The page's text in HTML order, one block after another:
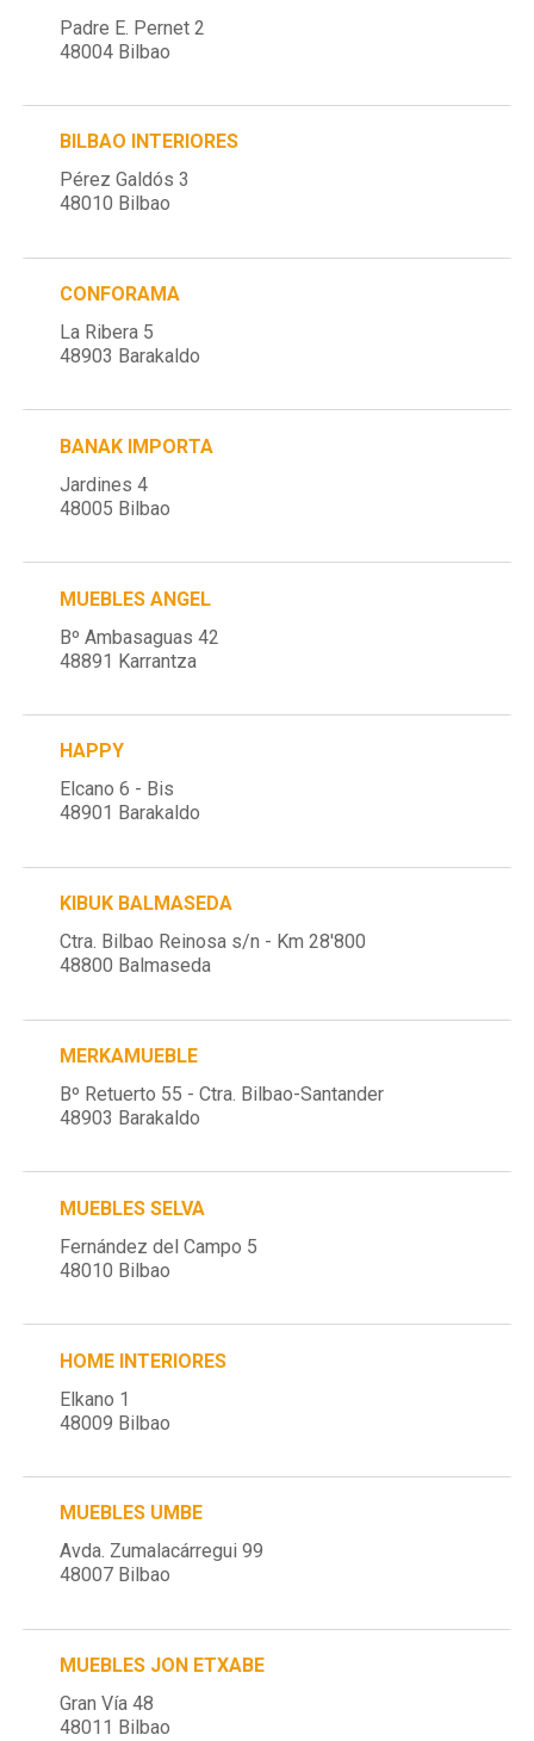
Padre E. Pernet 2
48004 Bilbao
BILBAO INTERIORES
Pérez Galdós 3
48010 Bilbao
CONFORAMA
La Ribera 5
48903 Barakaldo
BANAK IMPORTA
Jardines 4
48005 Bilbao
MUEBLES ANGEL
Bº Ambasaguas 42
48891 Karrantza
HAPPY
Elcano 6 - Bis
48901 Barakaldo
KIBUK BALMASEDA
Ctra. Bilbao Reinosa s/n - Km 28'800
48800 Balmaseda
MERKAMUEBLE
Bº Retuerto 55 - Ctra. Bilbao-Santander
48903 Barakaldo
MUEBLES SELVA
Fernández del Campo 5
48010 Bilbao
HOME INTERIORES
Elkano 1
48009 Bilbao
MUEBLES UMBE
Avda. Zumalacárregui 99
48007 Bilbao
MUEBLES JON ETXABE
Gran Vía 48
48011 Bilbao